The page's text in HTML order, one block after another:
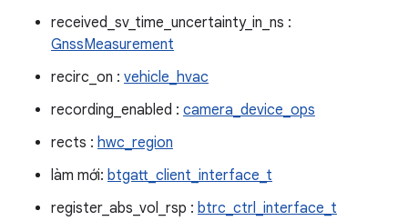
received_sv_time_uncertainty_in_ns :
GnssMeasurement
recirc_on : vehicle_hvac
recording_enabled : camera_device_ops
rects : hwc_region
làm mới: btgatt_client_interface_t
register_abs_vol_rsp : btrc_ctrl_interface_t